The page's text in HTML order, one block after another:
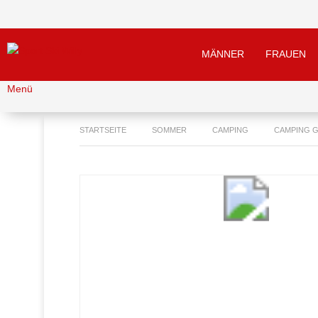
MÄNNER FRAUEN
Menü
STARTSEITE SOMMER CAMPING CAMPING